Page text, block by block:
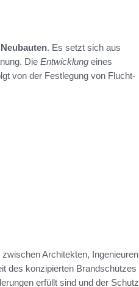
Neubauten. Es setzt sich aus
Die Entwicklung eines
von der Festlegung von Flucht-
Architekten, Ingenieuren
des konzipierten Brandschutzes
erfüllt sind und der Schutz